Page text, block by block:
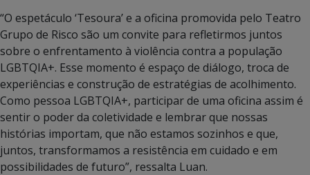
“O espetáculo ‘Tesoura’ e a oficina promovida pelo Teatro
Grupo de Risco são um convite para refletirmos juntos
sobre o enfrentamento à violência contra a população
LGBTQIA+. Esse momento é espaço de diálogo, troca de
experiências e construção de estratégias de acolhimento.
Como pessoa LGBTQIA+, participar de uma oficina assim é
sentir o poder da coletividade e lembrar que nossas
histórias importam, que não estamos sozinhos e que,
juntos, transformamos a resistência em cuidado e em
possibilidades de futuro”, ressalta Luan.